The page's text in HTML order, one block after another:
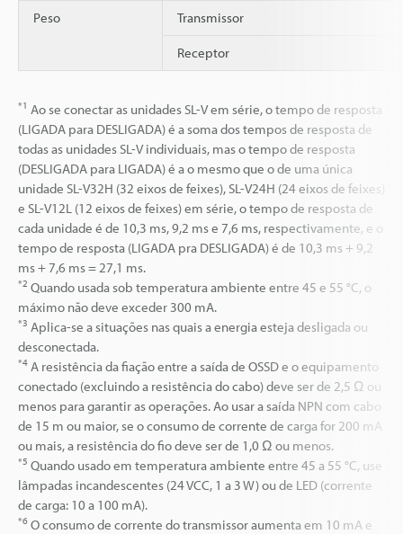
Peso Transmissor
Receptor
*1 Ao se conectar as unidades SL-V em série, o tempo de resposta
(LIGADA para DESLIGADA) é a soma dos tempos de resposta de
todas as unidades SL-V individuais, mas o tempo de resposta
(DESLIGADA para LIGADA) é a o mesmo que o de uma única
unidade SL-V32H (32 eixos de feixes), SL-V24H (24 eixos de feixes)
e SL-V12L (12 eixos de feixes) em série, o tempo de resposta de
cada unidade é de 10,3 ms, 9,2 ms e 7,6 ms, respectivamente, e o
tempo de resposta (LIGADA pra DESLIGADA) é de 10,3 ms + 9,2
ms + 7,6 ms = 27,1 ms.
*2 Quando usada sob temperatura ambiente entre 45 e 55 °C, o
máximo não deve exceder 300 mA.
*3 Aplica-se a situações nas quais a energia esteja desligada ou
desconectada.
*4 A resistência da fiação entre a saída de OSSD e o equipamento
conectado (excluindo a resistência do cabo) deve ser de 2,5 Ω ou
menos para garantir as operações. Ao usar a saída NPN com cabo
de 15 m ou maior, se o consumo de corrente de carga for 200 mA
ou mais, a resistência do fio deve ser de 1,0 Ω ou menos.
*5 Quando usado em temperatura ambiente entre 45 a 55 °C, use
lâmpadas incandescentes (24 VCC, 1 a 3 W) ou de LED (corrente
de carga: 10 a 100 mA).
*6 O consumo de corrente do transmissor aumenta em 10 mA e